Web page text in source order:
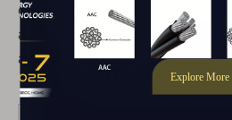
composés sont spécialement
applications de câbles
à faible fumée et zéro.
sécurité dans des
composés FFR / LSZH offrent